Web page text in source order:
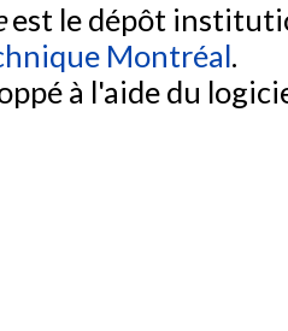
est le dépôt
Montréal.
à l'aide du